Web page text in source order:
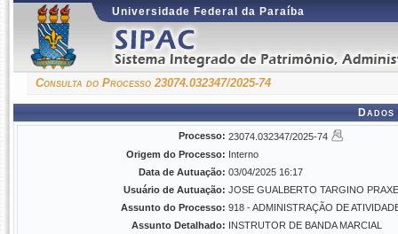
Universidade Federal da Paraíba
Consulta do Processo 23074.032347/2025-74
Processo: 23074.032347/2025-74
Origem do Processo: Interno
Data de Autuação: 03/04/2025 16:17
Usuário de Autuação: JOSE GUALBERTO TARGINO
Assunto do Processo: 918 - ADMINISTRAÇÃO DE
Assunto Detalhado: INSTRUTOR DE BANDA MARCIAL